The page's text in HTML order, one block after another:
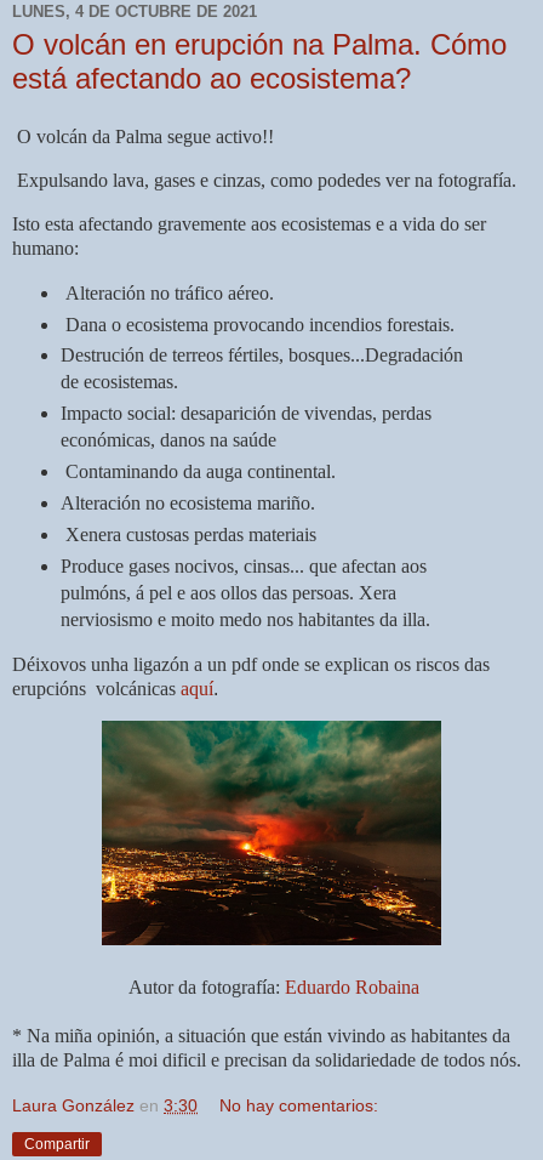
LUNES, 4 DE OCTUBRE DE 2021
O volcán en erupción na Palma. Cómo
está afectando ao ecosistema?
O volcán da Palma segue activo!!
Expulsando lava, gases e cinzas, como podedes ver na fotografía.
Isto esta afectando gravemente aos ecosistemas e a vida do ser
humano:
Alteración no tráfico aéreo.
Dana o ecosistema provocando incendios forestais.
Destrución de terreos fértiles, bosques...Degradación
de ecosistemas.
Impacto social: desaparición de vivendas, perdas
económicas, danos na saúde
Contaminando da auga continental.
Alteración no ecosistema mariño.
Xenera custosas perdas materiais
Produce gases nocivos, cinsas... que afectan aos
pulmóns, á pel e aos ollos das persoas. Xera
nerviosismo e moito medo nos habitantes da illa.
Déixovos unha ligazón a un pdf onde se explican os riscos das
erupcións volcánicas aquí.
Autor da fotografía: Eduardo Robaina
* Na miña opinión, a situación que están vivindo as habitantes da
illa de Palma é moi dificil e precisan da solidariedade de todos nós.
Laura González en 3:30 No hay comentarios:
Compartir